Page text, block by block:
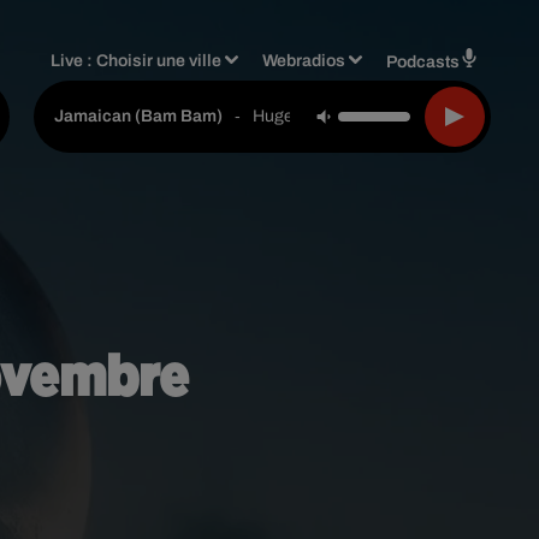
Live :Choisir une ville Webradios Podcasts
Jamaican (bam Bam) - Hugel & Solto (fr)